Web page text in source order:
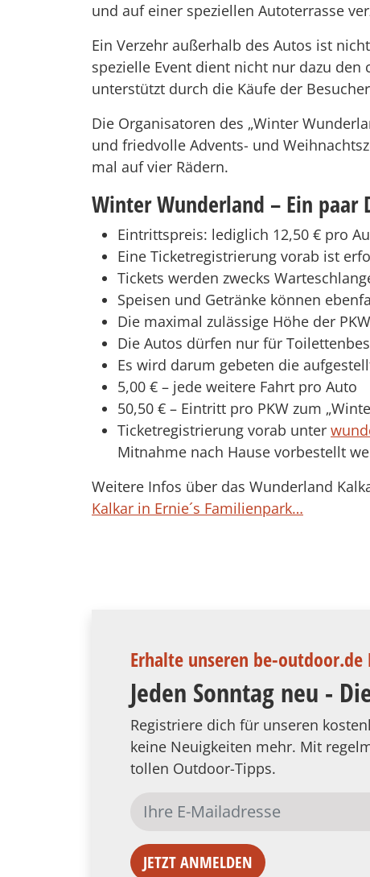
und auf einer speziellen Autoterrasse
Ein Verzehr außerhalb des Autos ist
spezielle Event dient nicht nur dazu
unterstützt durch die Käufe der
Die Organisatoren des „Winter
und friedvolle Advents- und
mal auf vier Rädern.
Winter Wunderland – Ein paar
Eintrittspreis: lediglich 12,50 € pro
Eine Ticketregistrierung vorab ist
Tickets werden zwecks
Speisen und Getränke können
Die maximal zulässige Höhe der
Die Autos dürfen nur für
Es wird darum gebeten die
5,00 € – jede weitere Fahrt pro Auto
50,50 € – Eintritt pro PKW zum
Ticketregistrierung vorab unter
Mitnahme nach Hause vorbestellt
Weitere Infos über das Wunderland
Kalkar in Ernie´s Familienpark…
Erhalte unseren be-
Jeden Sonntag neu -
Registriere dich für unseren
keine Neuigkeiten mehr. Mit
tollen Outdoor-Tipps.
JETZT ANMELDEN